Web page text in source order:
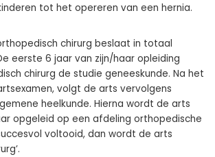
tot het opereren van een hernia.
chirurg beslaat in totaal
eerste 6 jaar van zijn/haar opleiding
chirurg de studie geneeskunde. Na het
volgt de arts vervolgens
heelkunde. Hierna wordt de arts
opgeleid op een afdeling orthopedische
voltooid, dan wordt de arts